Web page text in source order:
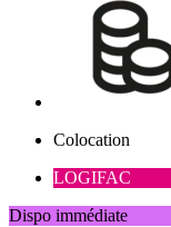
Colocation
LOGIFAC
Dispo immédiate